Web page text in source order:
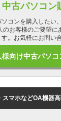
古パソコン
コンを購入したい
のお客様のご要望に
。お気軽にお問い
様向け中古パソコ
スマホなどOA機器